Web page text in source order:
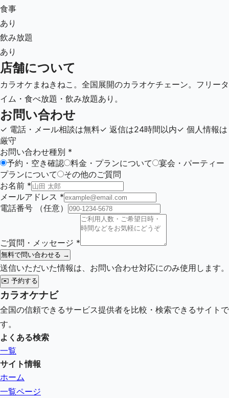
食事
あり
飲み放題
あり
店舗について
カラオケまねきねこ。全国展開のカラオケチェーン。フリータ
イム・食べ放題・飲み放題あり。
お問い合わせ
✓ 電話・メール相談は無料✓ 返信は24時間以内✓ 個人情報は
厳守
お問い合わせ種別 *
予約・空き確認
料金・プランについて
宴会・パーティー
プランについて
その他のご質問
お名前 *
メールアドレス *
電話番号
（任意）
ご質問・メッセージ *
無料で問い合わせる →
送信いただいた情報は、お問い合わせ対応にのみ使用します。
✉️ 予約する
カラオケナビ
全国の信頼できるサービス提供者を比較・検索できるサイトで
す。
よくある検索
一覧
サイト情報
ホーム
一覧ページ